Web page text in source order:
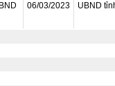
06/03/2023 UBND